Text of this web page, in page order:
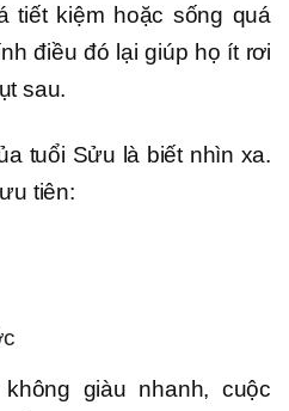
tiết kiệm hoặc sống quá
điều đó lại giúp họ ít rơi
sau.
tuổi Sửu là biết nhìn xa.
tiên:
giàu nhanh, cuộc